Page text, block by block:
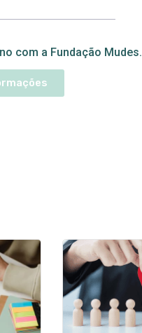
com a Fundação Mudes.